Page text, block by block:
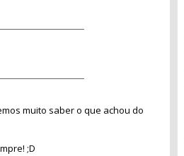
muito saber o que achou do
;D